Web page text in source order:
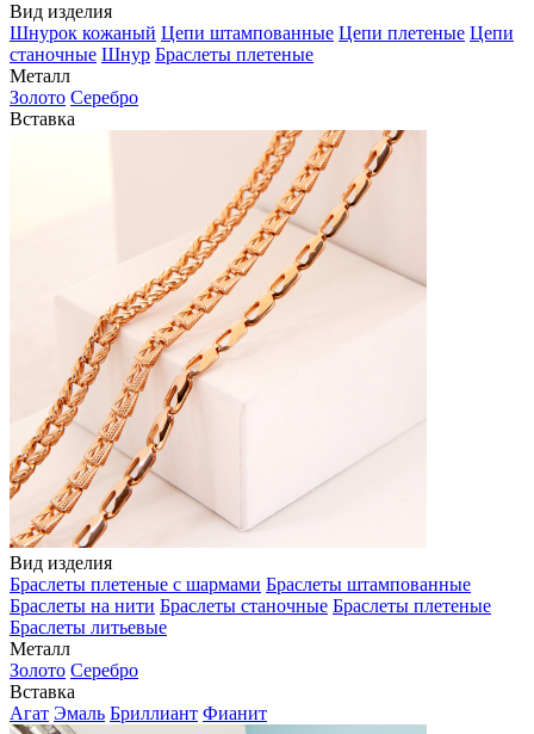
Вид изделия
Шнурок кожаный Цепи штампованные Цепи плетеные Цепи
станочные Шнур Браслеты плетеные
Металл
Золото Серебро
Вставка
Вид изделия
Браслеты плетеные с шармами Браслеты штампованные
Браслеты на нити Браслеты станочные Браслеты плетеные
Браслеты литьевые
Металл
Золото Серебро
Вставка
Агат Эмаль Бриллиант Фианит